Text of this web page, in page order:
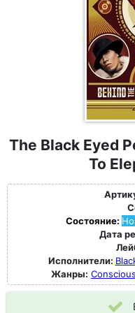
The Black Eyed
To
Состояние:
Дата
Исполнители:
Жанры: Conscious